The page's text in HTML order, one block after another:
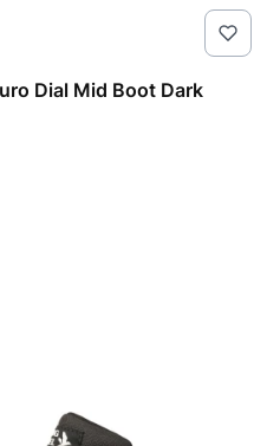
Dial Mid Boot Dark